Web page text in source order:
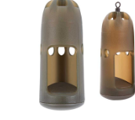
Kapcsolat
Márkák
Mohosz